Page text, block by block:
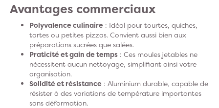
Avantages commerciaux
Polyvalence culinaire : Idéal pour tourtes, quiches,
tartes ou petites pizzas. Convient aussi bien aux
préparations sucrées que salées.
Praticité et gain de temps : Ces moules jetables ne
nécessitent aucun nettoyage, simplifiant ainsi votre
organisation.
Solidité et résistance : Aluminium durable, capable de
résister à des variations de température importantes
sans déformation.